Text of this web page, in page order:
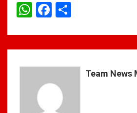
W
at
A
p
p
F
ce
o
o
k
ar
Team News